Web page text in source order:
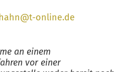
online.de
an einem
vor einer